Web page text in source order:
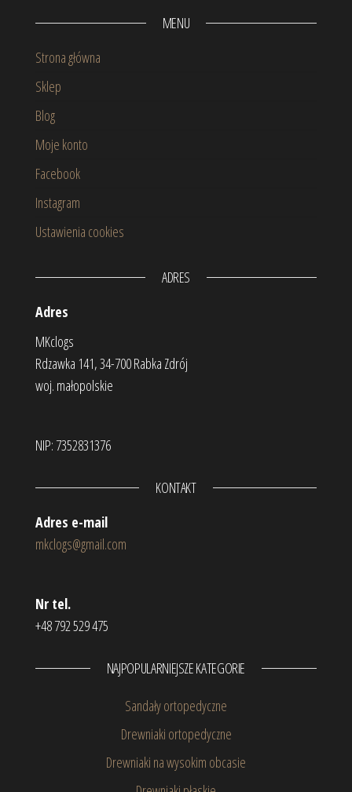
MENU
Strona główna
Sklep
Blog
Moje konto
Facebook
Instagram
Ustawienia cookies
ADRES
Adres
MKclogs
Rdzawka 141, 34-700 Rabka Zdrój
woj. małopolskie
NIP: 7352831376
KONTAKT
Adres e-mail
mkclogs@gmail.com
Nr tel.
+48 792 529 475
NAJPOPULARNIEJSZE KATEGORIE
Sandały ortopedyczne
Drewniaki ortopedyczne
Drewniaki na wysokim obcasie